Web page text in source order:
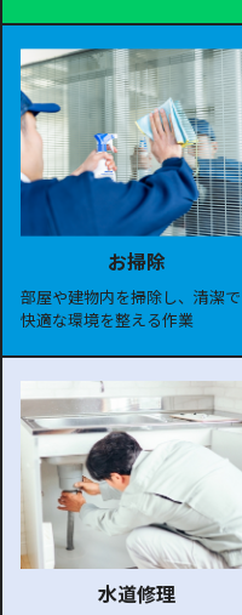
お掃除
部屋や建物内を掃除し、清潔で
快適な環境を整える作業
水道修理